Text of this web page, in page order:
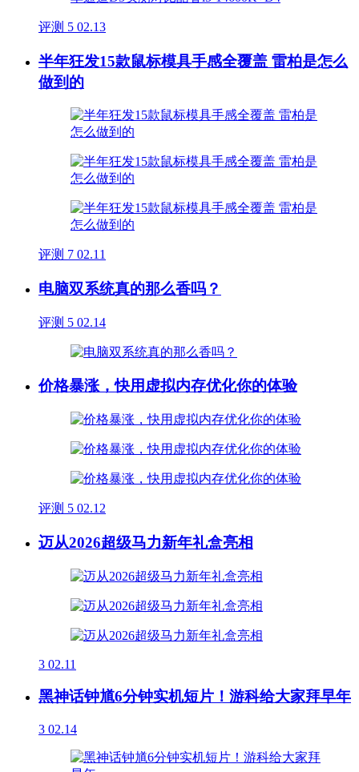
评测 5 02.13
半年狂发15款鼠标模具手感全覆盖 雷柏是怎么
做到的
评测 7 02.11
电脑双系统真的那么香吗？
评测 5 02.14
价格暴涨，快用虚拟内存优化你的体验
评测 5 02.12
迈从2026超级马力新年礼盒亮相
3 02.11
黑神话钟馗6分钟实机短片！游科给大家拜早年
3 02.14